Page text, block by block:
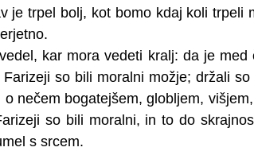
je trpel bolj, kot bomo kdaj koli trpeli
kar mora vedeti kralj: da je
so bili moralni možje; držali
nečem bogatejšem, globljem,
so bili moralni, in to do
s srcem.